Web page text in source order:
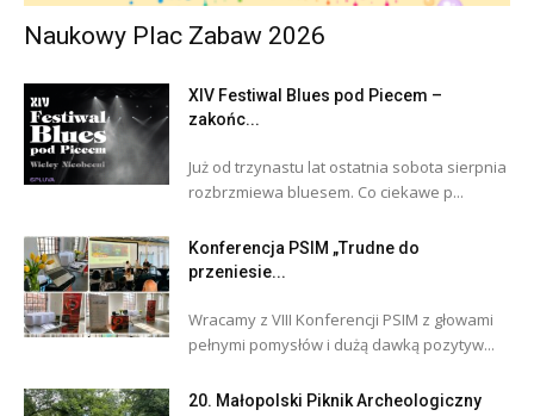
Naukowy Plac Zabaw 2026
XIV Festiwal Blues pod Piecem –
zakońc...
Już od trzynastu lat ostatnia sobota sierpnia
rozbrzmiewa bluesem. Co ciekawe p...
Konferencja PSIM „Trudne do
przeniesie...
Wracamy z VIII Konferencji PSIM z głowami
pełnymi pomysłów i dużą dawką pozytyw...
20. Małopolski Piknik Archeologiczny